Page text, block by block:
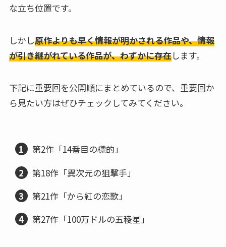
な立ち位置です。
しかし原作よりも早く情報が明かされる作品や、情報
が引き継がれている作品が、わずかに存在します。
下記に重要回を公開順にまとめているので、重要回か
ら見たい方はぜひチェックしてみてください。
第2作「14番目の標的」
第18作「異次元の狙撃手」
第21作「から紅の恋歌」
第27作「100万ドルの五稜星」